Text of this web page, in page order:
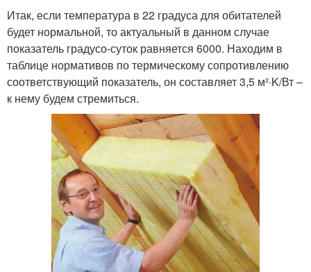
Итак, если температура в 22 градуса для обитателей
будет нормальной, то актуальный в данном случае
показатель градусо-суток равняется 6000. Находим в
таблице нормативов по термическому сопротивлению
соответствующий показатель, он составляет 3,5 м²·K/Вт –
к нему будем стремиться.